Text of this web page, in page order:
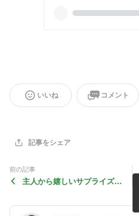
いいね コメント
記事をシェア
前の記事
主人から嬉しいサプライズプ